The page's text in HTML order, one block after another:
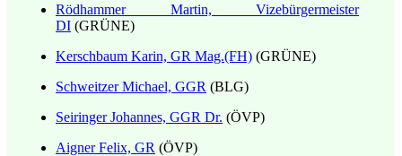
Rödhammer Martin, Vizebürgermeister
DI (GRÜNE)
Kerschbaum Karin, GR Mag.(FH) (GRÜNE)
Schweitzer Michael, GGR (BLG)
Seiringer Johannes, GGR Dr. (ÖVP)
Aigner Felix, GR (ÖVP)